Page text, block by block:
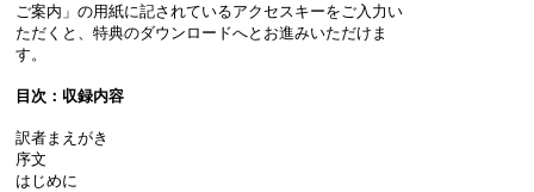
ご案内」の用紙に記されているアクセスキーをご入力い
ただくと、特典のダウンロードへとお進みいただけま
す。
目次：収録内容
訳者まえがき
序文
はじめに